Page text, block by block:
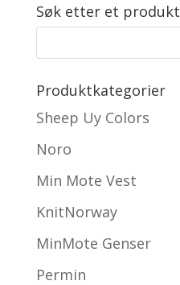
Søk etter et produkt
Produktkategorier
Sheep Uy Colors
Noro
Min Mote Vest
KnitNorway
MinMote Genser
Permin